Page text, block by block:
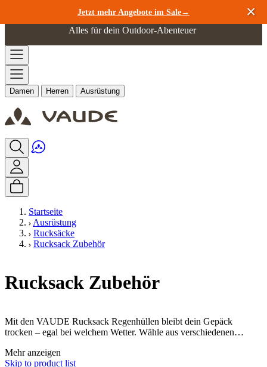
Jetzt mehr Angebote im Sale→
Zum Inhalt springen
Alles für dein Outdoor-Abenteuer
Damen Herren Ausrüstung
Startseite
Ausrüstung
Rucksäcke
Rucksack Zubehör
Rucksack Zubehör
Mit den VAUDE Rucksack Regenhüllen bleibt dein Gepäck
trocken – egal bei welchem Wetter. Wähle aus verschiedenen
Inhalt. Für Reisen gibt es zudem spezielle Schutzhüllen, die deinen
Rucksack vor Schmutz und Beschädigungen bewahren.
Mehr anzeigen
Skip to product list